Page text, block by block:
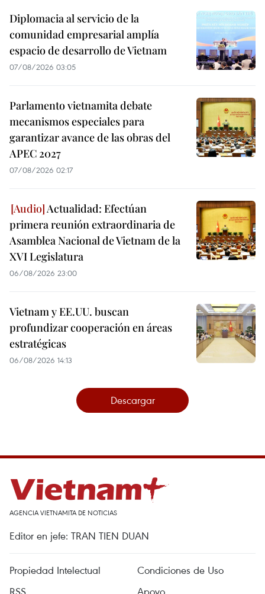
Diplomacia al servicio de la
comunidad empresarial amplía
espacio de desarrollo de Vietnam
07/08/2026 03:05
Parlamento vietnamita debate
mecanismos especiales para
garantizar avance de las obras del
APEC 2027
07/08/2026 02:17
Actualidad: Efectúan
primera reunión extraordinaria de
Asamblea Nacional de Vietnam de la
XVI Legislatura
06/08/2026 23:00
Vietnam y EE.UU. buscan
profundizar cooperación en áreas
estratégicas
06/08/2026 14:13
Descargar
AGENCIA VIETNAMITA DE NOTICIAS
Editor en jefe: TRAN TIEN DUAN
Propiedad Intelectual
Condiciones de Uso